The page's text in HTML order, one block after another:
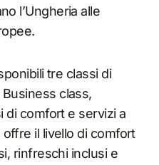
l’Ungheria alle
tre classi di
class,
di comfort e servizi a
il livello di comfort
rinfreschi inclusi e